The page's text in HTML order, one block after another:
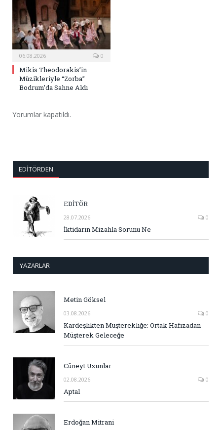
06.08.2026 0
Mikis Theodorakis’in
Müzikleriyle “Zorba”
Bodrum’da Sahne Aldı
Yorumlar kapatıldı.
EDITÖRDEN
EDİTÖR
28.07.2026 0
İktidarın Mizahla Sorunu Ne
YAZARLAR
Metin Göksel
03.08.2026 0
Kardeşlikten Müşterekliğe: Ortak Hafızadan
Müşterek Geleceğe
Cüneyt Uzunlar
02.08.2026 0
Aptal
Erdoğan Mitrani